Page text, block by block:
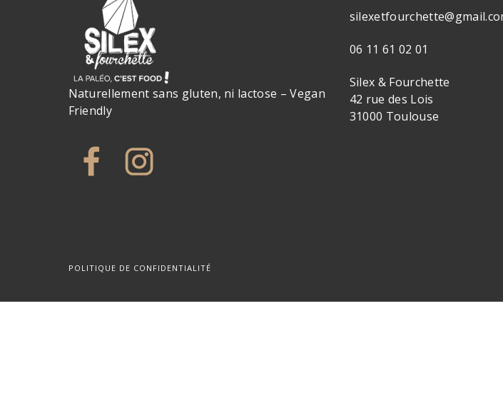
Naturellement sans gluten, ni lactose – Vegan
Friendly
06 11 61 02 01
Silex & Fourchette
42 rue des Lois
31000 Toulouse
POLITIQUE DE CONFIDENTIALITÉ